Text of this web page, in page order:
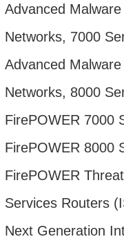
Advanced
Networks, 7000
Advanced
Networks, 8000
FirePOWER 7000
FirePOWER 8000
FirePOWER
Services Routers
Next Generation